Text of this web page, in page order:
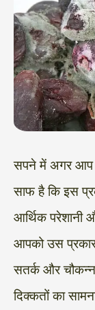
सपने में अगर आप
साफ है कि इस
आर्थिक परेशानी
आपको उस
सतर्क और
दिक्कतों का